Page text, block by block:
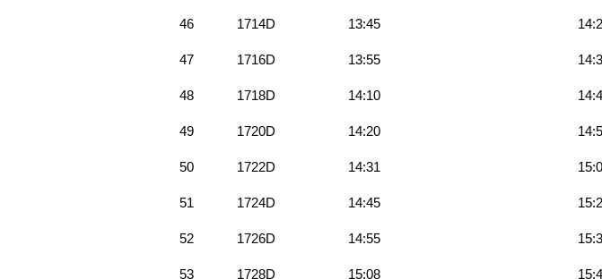
46 1714D 13:45
47 1716D 13:55
48 1718D 14:10
49 1720D 14:20
50 1722D 14:31
51 1724D 14:45
52 1726D 14:55
53 1728D 15:08